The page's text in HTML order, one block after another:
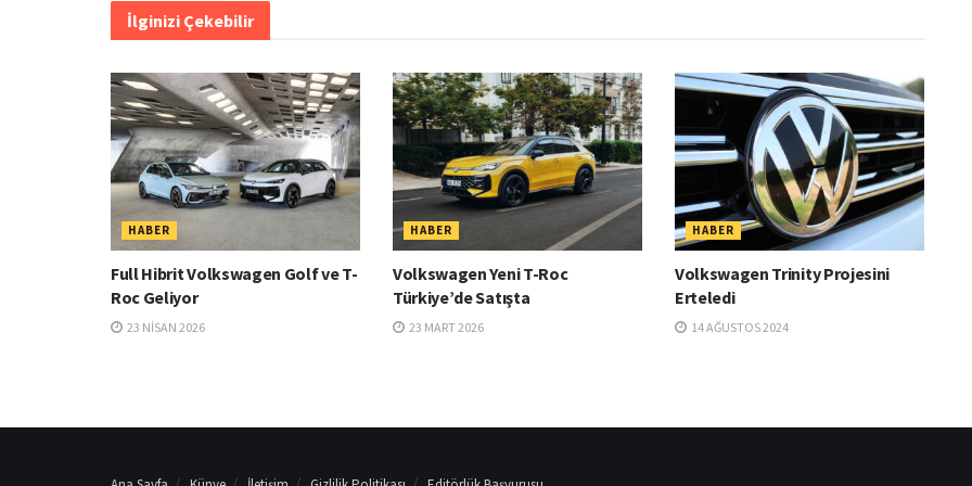
İlginizi Çekebilir
HABER
Full Hibrit Volkswagen Golf ve T-
Roc Geliyor
23 NISAN 2026
HABER
Volkswagen Yeni T-Roc
Türkiye’de Satışta
23 MART 2026
HABER
Volkswagen Trinity Projesini
Erteledi
14 AĞUSTOS 2024